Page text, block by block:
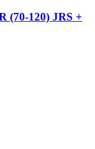
(70-120) JRS +